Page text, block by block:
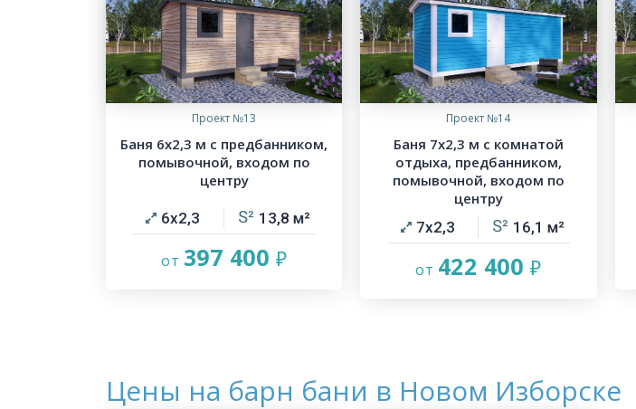
Проект №13
Баня 6х2,3 м с предбанником,
помывочной, входом по
центру
6х2,3 13,8
397 400
Проект №14
Баня 7х2,3 м с комнатой
отдыха, предбанником,
помывочной, входом по
центру
7х2,3
16,1
422 400
Цены на барн бани в Новом Изборске